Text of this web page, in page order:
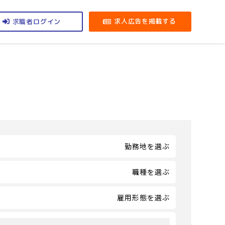
求職者ログイン 求人広告を掲載する
勤務地を選ぶ
職種を選ぶ
雇用形態を選ぶ